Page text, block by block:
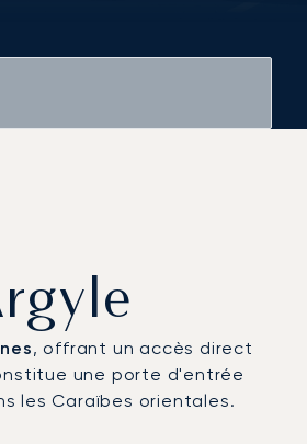
, offrant un accès direct
une porte d'entrée
les Caraïbes orientales.